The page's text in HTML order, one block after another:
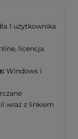
1 użytkownika
licencja
Windows i
wraz z linkiem